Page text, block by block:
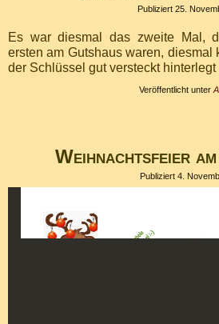
Publiziert 25.
Es war diesmal das zweite Mal,
ersten am Gutshaus waren, diesmal
der Schlüssel gut versteckt
Veröffentlicht unter
Weihnachtsfeier
Publiziert 4.